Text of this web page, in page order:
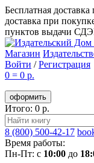
Бесплатная
доставка при
пунктов выдачи
Магазин
Войти /Регистрация
0 = 0 р.
оформить
Итого: 0 р.
8 (800) 500-42-17
Время работы:
Пн-Пт: с 10:00 до